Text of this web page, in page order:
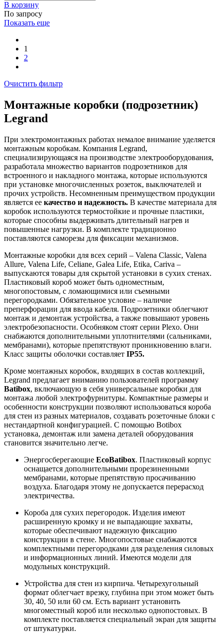
В корзинy
По запросу
Показать еще
1
2
Очистить фильтр
Монтажные коробки (подрозетник)
Legrand
При электромонтажных работах немалое внимание уделяется
монтажным коробкам. Компания Legrand,
специализирующаяся на производстве электрооборудования,
разработала множество вариантов подрозетников для
встроенного и накладного монтажа, которые используются
при установке многочисленных розеток, выключателей и
прочих устройств. Несомненным преимуществом продукции
является ее качество и надежность. В качестве материала для
коробок используются термостойкие и прочные пластики,
которые способны выдерживать длительный нагрев и
повышенные нагрузки. В комплекте традиционно
поставляются саморезы для фиксации механизмов.
Монтажные коробки для всех серий – Valena Classic, Valena
Allure, Valena Life, Celiane, Galea Life, Etika, Cariva –
выпускаются товары для скрытой установки в сухих стенах.
Пластиковый короб может быть одноместным,
многопостовым, с ломающимися или съемными
перегородками. Обязательное условие – наличие
преперфорации для ввода кабеля. Подрозетники облегчают
монтаж и демонтаж устройства, а также повышают уровень
электробезопасности. Особняком стоят серии Plexo. Они
снабжаются дополнительными уплотнителями (сальниками,
мембранами), которые препятствуют проникновению влаги.
Класс защиты оболочки составляет IP55.
Кроме монтажных коробок, входящих в состав коллекций,
Legrand предлагает вниманию пользователей программу
Batibox, включающую в себя универсальные коробки для
монтажа любой электрофурнитуры. Компактные размеры и
особенности конструкции позволяют использоваться короба
для стен из разных материалов, создавать розеточные блоки с
нестандартной конфигурацией. С помощью Botibox
установка, демонтаж или замена деталей оборудования
становится значительно легче.
Энергосберегающие EcoBatibox. Пластиковый корпус
оснащается дополнительными прорезиненными
мембранами, которые препятствую просачиванию
воздуха. Благодаря этому не допускается перерасход
электричества.
Короба для сухих перегородок. Изделия имеют
расширенную кромку и не выпадающие захваты,
которые обеспечивают надежную фиксацию
конструкции в стене. Многопостовые снабжаются
комплектными перегородками для разделения силовых
и информационных линий. Имеются модели для
модульных конструкций.
Устройства для стен из кирпича. Четырехугольный
формат облегчает врезку, глубина при этом может быть
30, 40, 50 или 60 см. Есть вариант установить
многоместный короб или несколько однопостовых. В
комплекте поставляется специальный экран для защиты
от штукатурки.